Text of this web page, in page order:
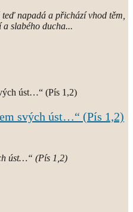
napadá a přichází vhod těm,
a slabého ducha...
svých úst…“ (Pís 1,2)
úst…“ (Pís 1,2)